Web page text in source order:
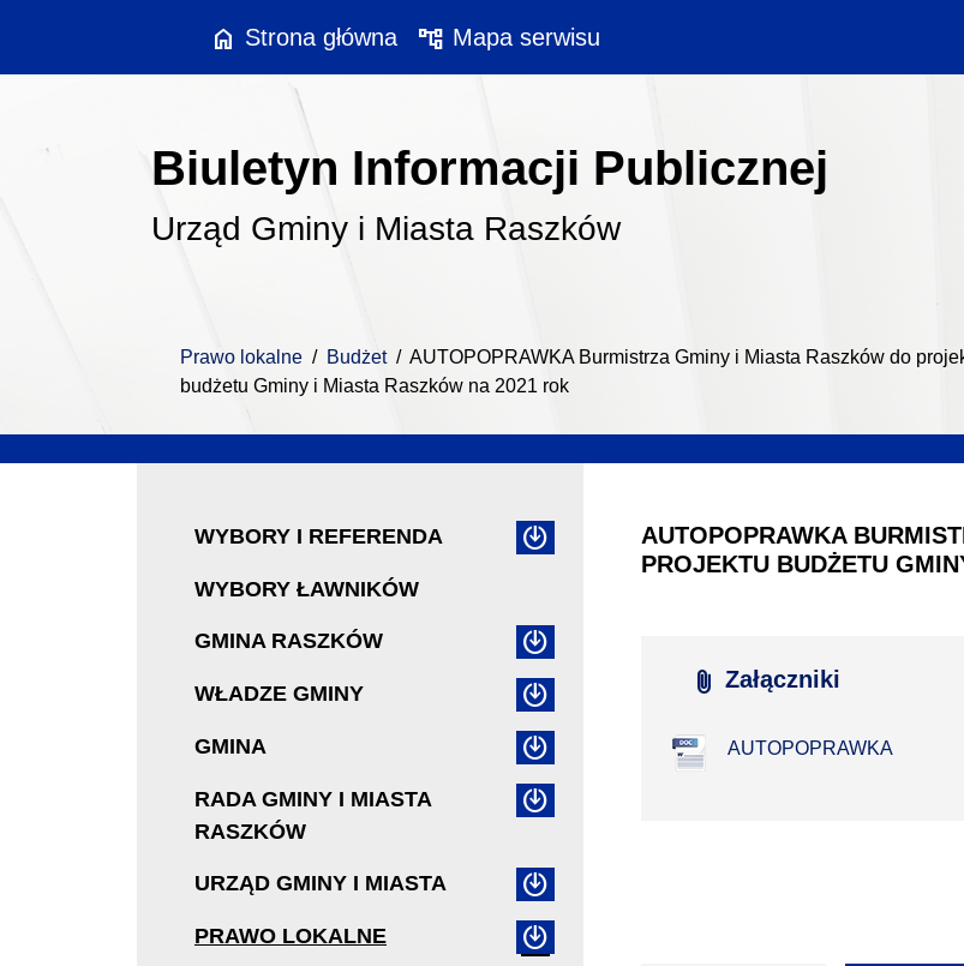
home Strona główna account_tree Mapa serwisu
Biuletyn Informacji Publicznej
Urząd Gminy i Miasta Raszków
Prawo lokalne / Budżet / AUTOPOPRAWKA Burmistrza Gminy i Miasta Raszków do
budżetu Gminy i Miasta Raszków na 2021 rok
WYBORY I REFERENDA
WYBORY ŁAWNIKÓW
GMINA RASZKÓW
WŁADZE GMINY
GMINA
RADA GMINY I MIASTA
RASZKÓW
URZĄD GMINY I MIASTA
PRAWO LOKALNE
AUTOPOPRAWKA
PROJEKTU BUDŻETU
attach_file Załączniki
AUTOPOPRAWKA